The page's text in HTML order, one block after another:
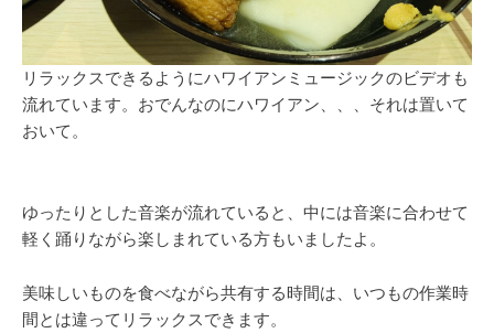
リラックスできるようにハワイアンミュージックのビデオも
流れています。おでんなのにハワイアン、、、それは置いて
おいて。
ゆったりとした音楽が流れていると、中には音楽に合わせて
軽く踊りながら楽しまれている方もいましたよ。
美味しいものを食べながら共有する時間は、いつもの作業時
間とは違ってリラックスできます。